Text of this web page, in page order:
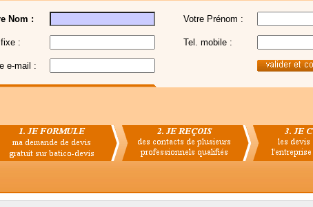
Nom : Votre Prénom :
: Tel. mobile :
e-mail :